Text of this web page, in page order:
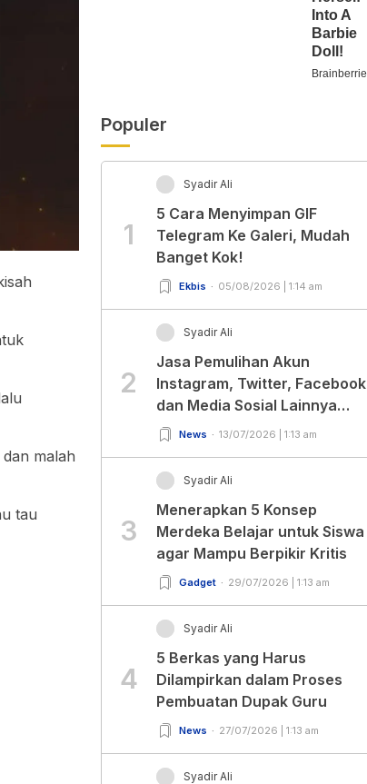
malah
tau
Populer
1
Syadir Ali
5 Cara Menyimpan GIF
Telegram Ke Galeri, Mudah
Banget Kok!
Ekbis 05/08/2026 | 1:14 am
2
Syadir Ali
Jasa Pemulihan Akun
Instagram, Twitter, Facebook
dan Media Sosial Lainnya
(Update Terbaru 2022)
News 13/07/2026 | 1:13 am
3
Syadir Ali
Menerapkan 5 Konsep
Merdeka Belajar untuk Siswa
agar Mampu Berpikir Kritis
Gadget 29/07/2026 | 1:13 am
4
Syadir Ali
5 Berkas yang Harus
Dilampirkan dalam Proses
Pembuatan Dupak Guru
News 27/07/2026 | 1:13 am
Syadir Ali